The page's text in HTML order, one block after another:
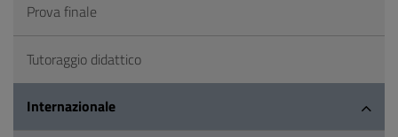
Prova finale
Tutoraggio didattico
Internazionale